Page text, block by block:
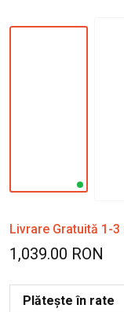
Livrare Gratuită 1-
1,039.00 RON
Plătește în rate